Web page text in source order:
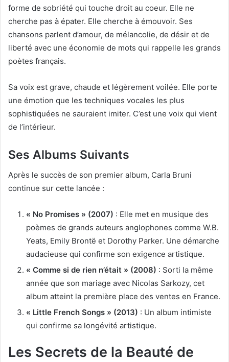
forme de sobriété qui touche droit au coeur. Elle ne
cherche pas à épater. Elle cherche à émouvoir. Ses
chansons parlent d’amour, de mélancolie, de désir et de
liberté avec une économie de mots qui rappelle les grands
poètes français.
Sa voix est grave, chaude et légèrement voilée. Elle porte
une émotion que les techniques vocales les plus
sophistiquées ne sauraient imiter. C’est une voix qui vient
de l’intérieur.
Ses Albums Suivants
Après le succès de son premier album, Carla Bruni
continue sur cette lancée :
« No Promises » (2007) : Elle met en musique des
poèmes de grands auteurs anglophones comme W.B.
Yeats, Emily Brontë et Dorothy Parker. Une démarche
audacieuse qui confirme son exigence artistique.
« Comme si de rien n’était » (2008) : Sorti la même
année que son mariage avec Nicolas Sarkozy, cet
album atteint la première place des ventes en France.
« Little French Songs » (2013) : Un album intimiste
qui confirme sa longévité artistique.
Les Secrets de la Beauté de